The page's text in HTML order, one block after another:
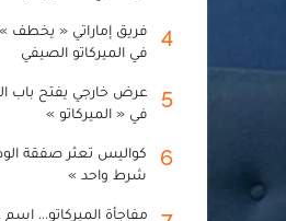
4
فريق إماراتي « يخطف
في الميركاتو الصيفي
5
عرض خارجي يفتح باب
في « الميركاتو »
6
كواليس تعثر صفقة
شرط واحد »
مفاجأة الميركاتو...